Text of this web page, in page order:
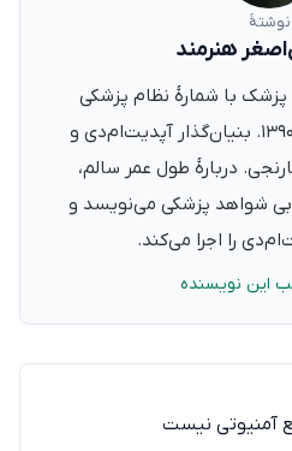
نوشتهٔ
هنرمند
پزشک با شمارهٔ نظام پزشکی
۱۳۵۴۰۵، فارغ‌التحصیل ۱۳۹۰. بنیان‌گذار آپدیت‌ام‌دی و
دربارهٔ طول عمر سالم،
شواهد پزشکی می‌نویسد و
را اجرا می‌کند.
این نویسنده
آمنیوتی نیست